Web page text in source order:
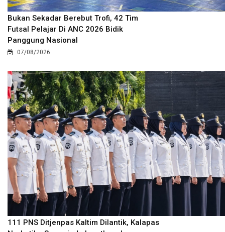
Bukan Sekadar Berebut Trofi, 42 Tim
Futsal Pelajar Di ANC 2026 Bidik
Panggung Nasional
07/08/2026
111 PNS Ditjenpas Kaltim Dilantik, Kalapas